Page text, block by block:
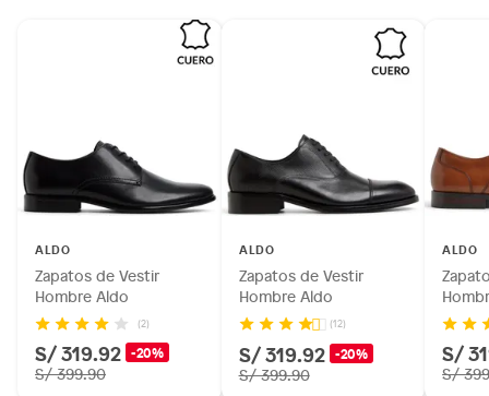
Alimentos, bebidas, fórmulas y leches para bebés.
Productos hechos a medida.
Productos que hayan sido previamente instalados.
Baterías de auto.
Motocicletas y bicicletas motorizadas.
ALDO
Zapatos de Vestir
Hombre Aldo
(2)
S/ 319.92 -20%
S/ 399.90
ALDO
Zapatos de Vestir
Hombre Aldo
(12)
S/ 319.92 -20%
S/ 399.90
ALDO
S/
S/